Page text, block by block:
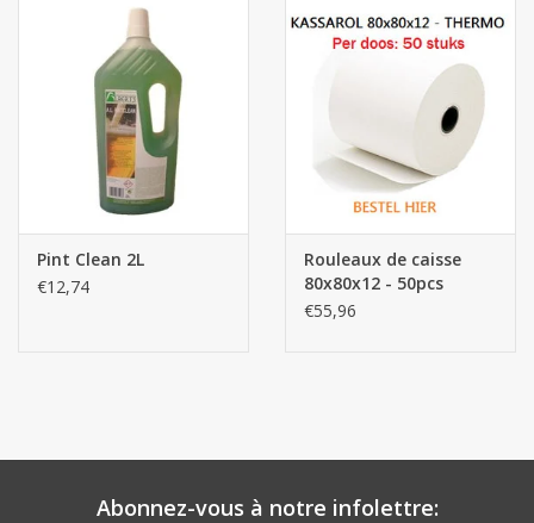
Pint Clean 2L
€12,74
Rouleaux de caisse
80x80x12 - 50pcs
€55,96
Abonnez-vous à notre infolettre: